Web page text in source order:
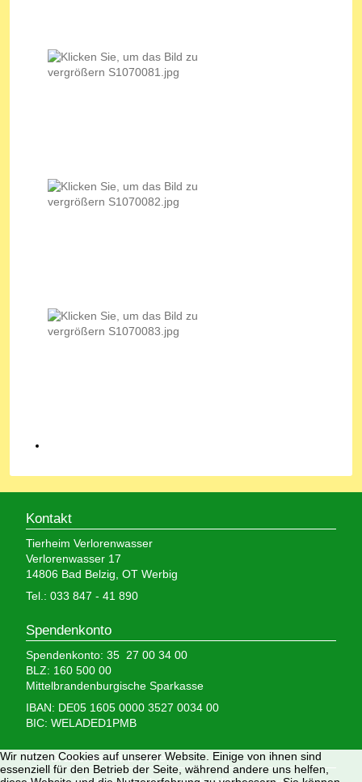
Kontakt
Tierheim Verlorenwasser
Verlorenwasser 17
14806 Bad Belzig, OT Werbig
Tel.: 033 847 - 41 890
Spendenkonto
Spendenkonto: 35 27 00 34 00
BLZ: 160 500 00
Mittelbrandenburgische Sparkasse
IBAN: DE05 1605 0000 3527 0034 00
BIC: WELADED1PMB
Wir brauchen Ihre Hilfe,
Wir nutzen Cookies auf unserer Website. Einige von ihnen sind
essenziell für den Betrieb der Seite, während andere uns helfen,